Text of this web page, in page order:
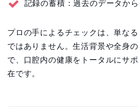
記録の蓄積：過去のデータか
プロの手によるチェックは、単な
ではありません。生活背景や全身
で、口腔内の健康をトータルにサ
在です。